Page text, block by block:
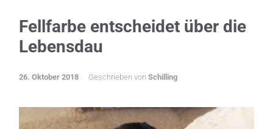
Fellfarbe entscheidet über die
Lebensdau
26. Oktober 2018 Geschrieben von Schilling